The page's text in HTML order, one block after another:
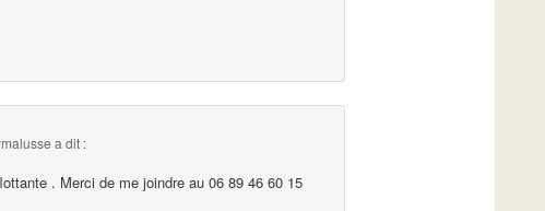
a dit :
. Merci de me joindre au 06 89 46 60 15